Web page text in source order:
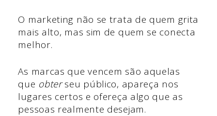
O marketing não se trata de quem grita
mais alto, mas sim de quem se conecta
melhor.
As marcas que vencem são aquelas
que obterseu público, apareça nos
lugares certos e ofereça algo que as
pessoas realmente desejam.